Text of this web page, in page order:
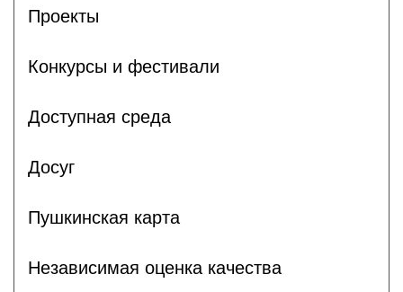
Проекты
Конкурсы и фестивали
Доступная среда
Досуг
Пушкинская карта
Независимая оценка качества